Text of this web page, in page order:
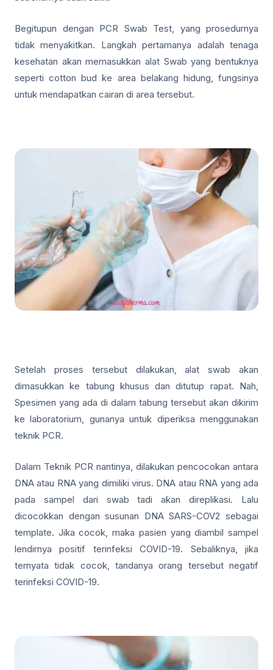
Begitupun dengan PCR Swab Test, yang prosedurnya
tidak menyakitkan. Langkah pertamanya adalah tenaga
kesehatan akan memasukkan alat Swab yang bentuknya
seperti cotton bud ke area belakang hidung, fungsinya
untuk mendapatkan cairan di area tersebut.
Setelah proses tersebut dilakukan, alat swab akan
dimasukkan ke tabung khusus dan ditutup rapat. Nah,
Spesimen yang ada di dalam tabung tersebut akan dikirim
ke laboratorium, gunanya untuk diperiksa menggunakan
teknik PCR.
Dalam Teknik PCR nantinya, dilakukan pencocokan antara
DNA atau RNA yang dimiliki virus. DNA atau RNA yang ada
pada sampel dari swab tadi akan direplikasi. Lalu
dicocokkan dengan susunan DNA SARS-COV2 sebagai
template. Jika cocok, maka pasien yang diambil sampel
lendirnya positif terinfeksi COVID-19. Sebaliknya, jika
ternyata tidak cocok, tandanya orang tersebut negatif
terinfeksi COVID-19.